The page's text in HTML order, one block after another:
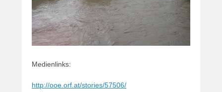
Medienlinks:
http://ooe.orf.at/stories/57506/